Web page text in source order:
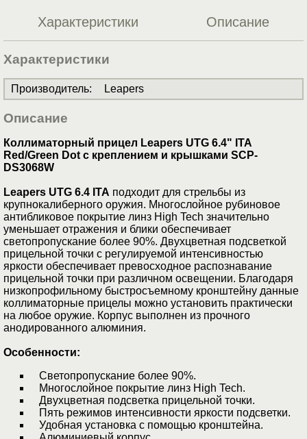
Характеристики Описание
Характеристики
Производитель: Leapers
Описание
Коллиматорный прицел Leapers UTG 6.4" ITA
Red/Green Dot c креплением и крышками SCP-
DS3068W
Leapers UTG 6.4 ITA подходит для стрельбы из
крупнокалиберного оружия. Многослойное рубиновое
антибликовое покрытие линз High Tech значительно
уменьшает отражения и блики обеспечивает
светопропускание более 90%. Двухцветная подсветкой
прицельной точки с регулируемой интенсивностью
яркости обеспечивает превосходное распознавание
прицельной точки при различном освещении. Благодаря
низкопрофильному быстросъемному кронштейну данные
коллиматорные прицелы можно установить практически
на любое оружие. Корпус выполнен из прочного
анодированного алюминия.
Особенности:
Светопропускание более 90%.
Многослойное покрытие линз High Tech.
Двухцветная подсветка прицельной точки.
Пять режимов интенсивности яркости подсветки.
Удобная установка с помощью кронштейна.